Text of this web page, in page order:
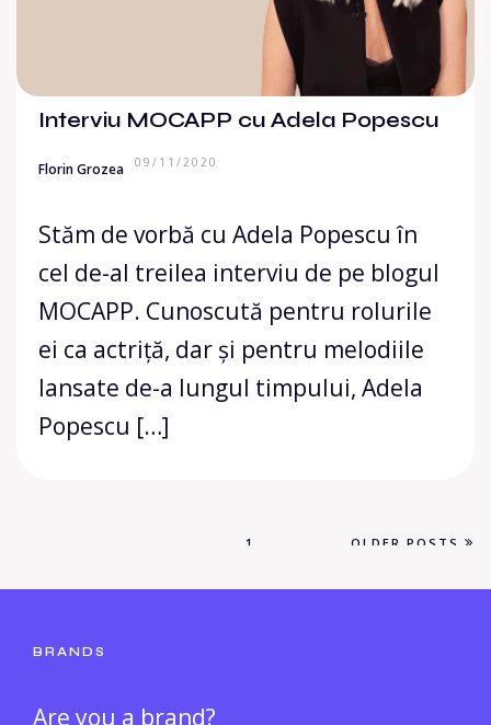
Interviu MOCAPP cu Adela Popescu
Florin Grozea 09/11/2020
Stăm de vorbă cu Adela Popescu în
cel de-al treilea interviu de pe blogul
MOCAPP. Cunoscută pentru rolurile
ei ca actriță, dar și pentru melodiile
lansate de-a lungul timpului, Adela
Popescu […]
1 OLDER POSTS
BRANDS
Are you a brand?